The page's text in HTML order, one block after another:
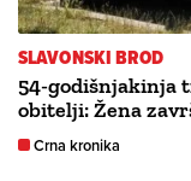
SLAVONSKI BROD
54-godišnjakinja
obitelji: Žena
Crna kronika